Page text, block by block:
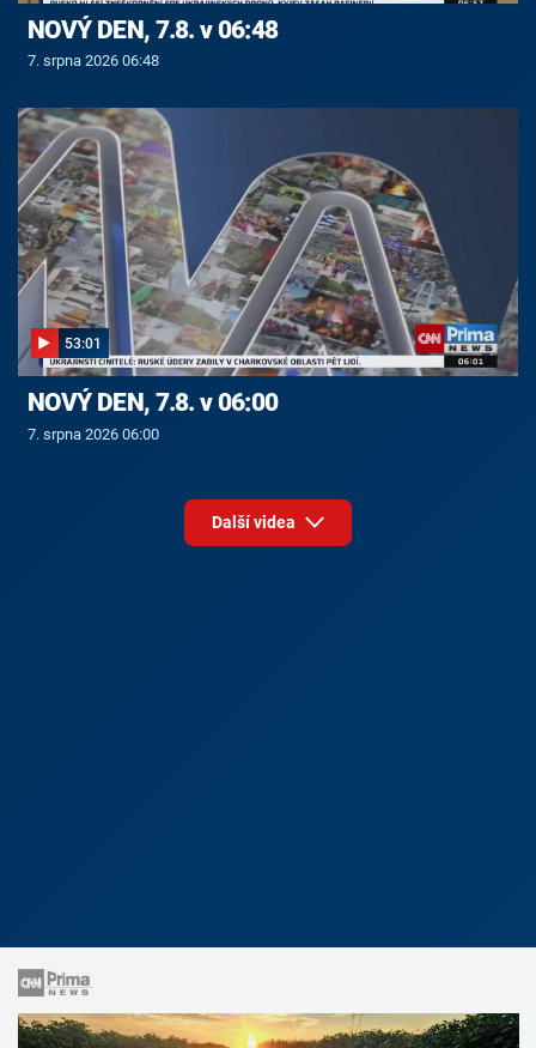
NOVÝ DEN, 7.8. v 06:48
7. srpna 2026 06:48
53:01
NOVÝ DEN, 7.8. v 06:00
7. srpna 2026 06:00
Další videa